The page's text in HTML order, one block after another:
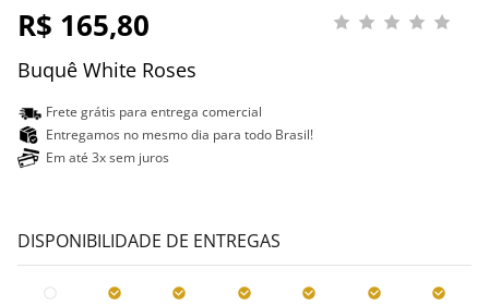
R$ 165,80
Buquê White Roses
Frete grátis para entrega comercial
Entregamos no mesmo dia para todo Brasil!
Em até 3x sem juros
DISPONIBILIDADE DE ENTREGAS